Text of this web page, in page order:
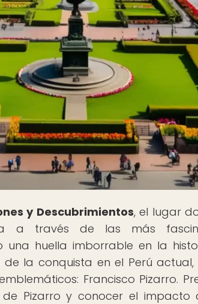
y Descubrimientos, el lugar
a través de las más
una huella imborrable en la
la conquista en el Perú
Francisco Pizarro.
Pizarro y conocer el impacto